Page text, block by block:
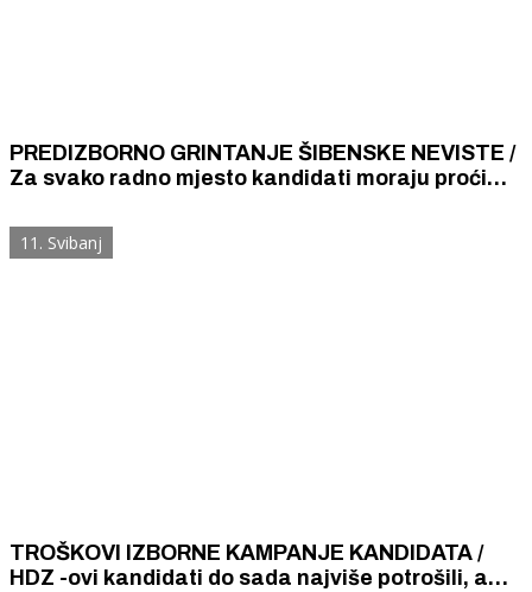
PREDIZBORNO GRINTANJE ŠIBENSKE NEVISTE /
Za svako radno mjesto kandidati moraju proći
župana to nije potrebno!
11. Svibanj
TROŠKOVI IZBORNE KAMPANJE KANDIDATA /
HDZ -ovi kandidati do sada najviše potrošili, a